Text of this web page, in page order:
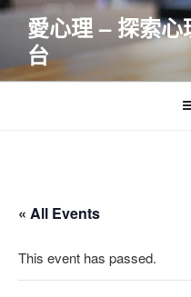
跳
要
愛心理 – 探索
台
« All Events
This event has passed.